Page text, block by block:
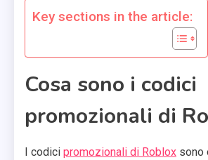
Key sections in the article:
Cosa sono i codici
promozionali di
I codici promozionali di Roblox sono